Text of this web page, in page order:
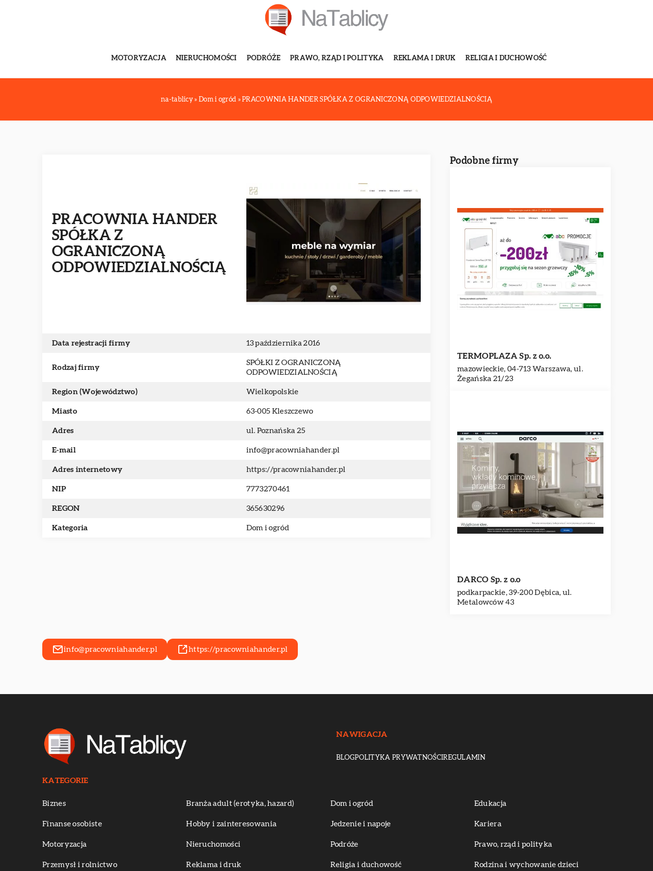
MOTORYZACJA NIERUCHOMOŚCI PODRÓŻE PRAWO, RZĄD I POLITYKA REKLAMA I DRUK RELIGIA I DUCHOWOŚĆ
na-tablicy » Dom i ogród »PRACOWNIA HANDER SPÓŁKA Z OGRANICZONĄ ODPOWIEDZIALNOŚCIĄ
PRACOWNIA HANDER
SPÓŁKA Z
OGRANICZONĄ
ODPOWIEDZIALNOŚCIĄ
Data rejestracji firmy 13 października 2016
Rodzaj firmy
SPÓŁKI Z OGRANICZONĄ
ODPOWIEDZIALNOŚCIĄ
Region (Województwo) Wielkopolskie
Miasto 63-005 Kleszczewo
Adres ul. Poznańska 25
E-mail info@pracowniahander.pl
Adres internetowy https://pracowniahander.pl
NIP 7773270461
REGON 365630296
Kategoria Dom i ogród
Podobne firmy
TERMOPLAZA Sp. z o.o.
mazowieckie, 04-713 Warszawa, ul.
Żegańska 21/23
DARCO Sp. z o.o
podkarpackie, 39-200 Dębica, ul.
Metalowców 43
info@pracowniahander.pl https://pracowniahander.pl
NAWIGACJA
BLOGPOLITYKA PRYWATNOŚCIREGULAMIN
KATEGORIE
Biznes Branża adult (erotyka, hazard) Dom i ogród Edukacja
Finanse osobiste Hobby i zainteresowania Jedzenie i napoje Kariera
Motoryzacja Nieruchomości Podróże Prawo, rząd i polityka
Przemysł i rolnictwo Reklama i druk Religia i duchowość Rodzina i wychowanie dzieci